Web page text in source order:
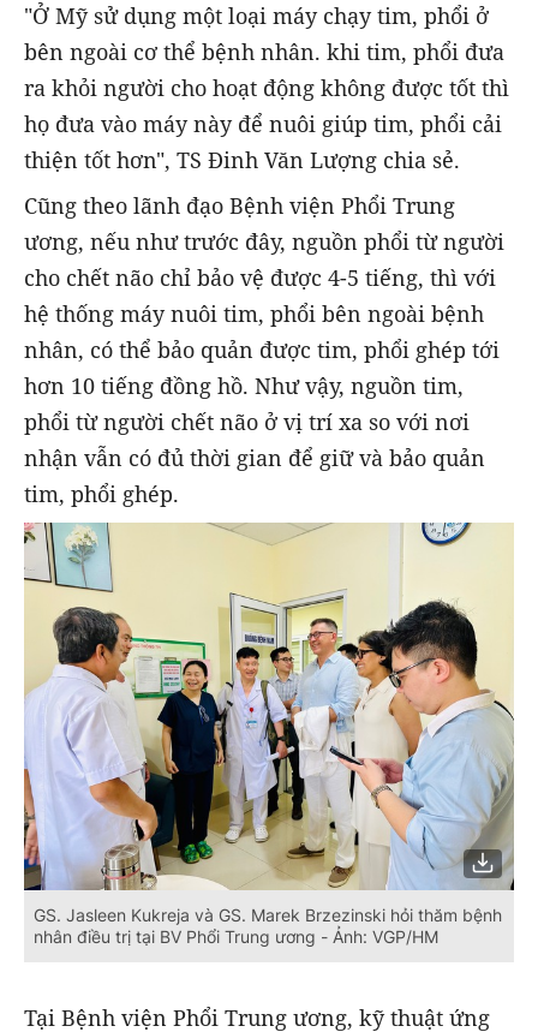
"Ở Mỹ sử dụng một loại máy chạy tim, phổi ở
bên ngoài cơ thể bệnh nhân. khi tim, phổi đưa
ra khỏi người cho hoạt động không được tốt thì
họ đưa vào máy này để nuôi giúp tim, phổi cải
thiện tốt hơn", TS Đinh Văn Lượng chia sẻ.
Cũng theo lãnh đạo Bệnh viện Phổi Trung
ương, nếu như trước đây, nguồn phổi từ người
cho chết não chỉ bảo vệ được 4-5 tiếng, thì với
hệ thống máy nuôi tim, phổi bên ngoài bệnh
nhân, có thể bảo quản được tim, phổi ghép tới
hơn 10 tiếng đồng hồ. Như vậy, nguồn tim,
phổi từ người chết não ở vị trí xa so với nơi
nhận vẫn có đủ thời gian để giữ và bảo quản
tim, phổi ghép.
GS. Jasleen Kukreja và GS. Marek Brzezinski hỏi thăm bệnh
nhân điều trị tại BV Phổi Trung ương - Ảnh: VGP/HM
Tại Bệnh viện Phổi Trung ương, kỹ thuật ứng